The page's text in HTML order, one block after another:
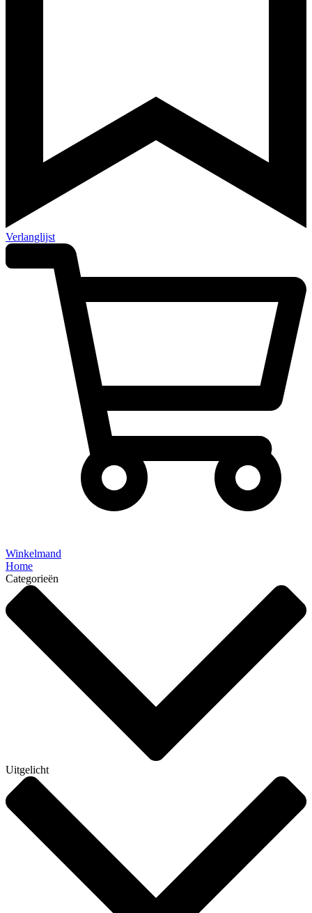
Verlanglijst
Winkelmand
Home
Categorieën
Uitgelicht